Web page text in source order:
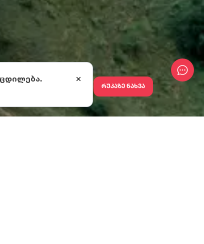
რუკაზე ნახვა